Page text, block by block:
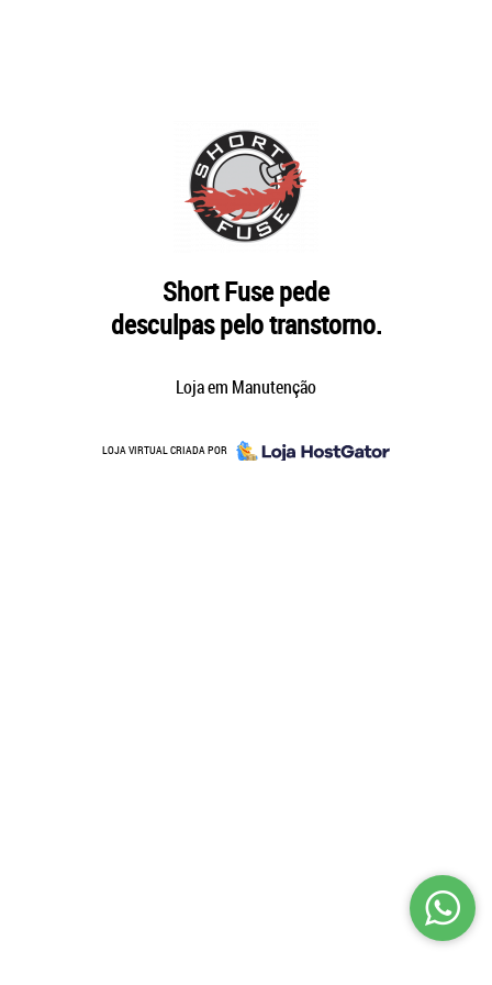
Short Fuse pede
desculpas pelo transtorno.
Loja em Manutenção
LOJA VIRTUAL CRIADA POR